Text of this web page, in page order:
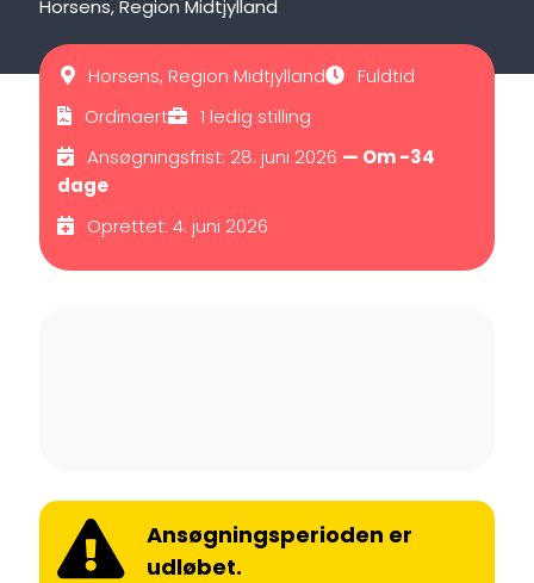
Horsens, Region Midtjylland
Horsens, Region Midtjylland
Fuldtid
Ordinaert
1 ledig stilling
Ansøgningsfrist: 28. juni 2026 — Om -34
dage
Oprettet: 4. juni 2026
Ansøgningsperioden er
udløbet.